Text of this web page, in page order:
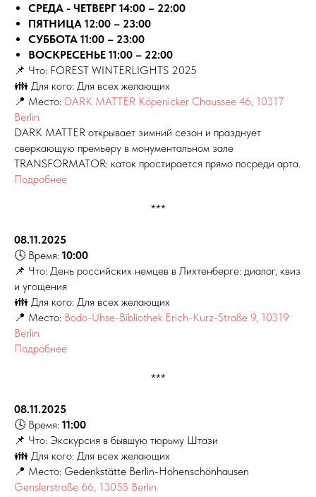
СРЕДА - ЧЕТВЕРГ 14:00 – 22:00
ПЯТНИЦА 12:00 – 23:00
СУББОТА 11:00 – 23:00
ВОСКРЕСЕНЬЕ 11:00 – 22:00
📌 Что: FOREST WINTERLIGHTS 2025
👪 Для кого: Для всех желающих
📍 Место: DARK MATTER Köpenicker Chaussee 46, 10317
Berlin
DARK MATTER открывает зимний сезон и празднует
сверкающую премьеру в монументальном зале
TRANSFORMATOR: каток простирается прямо посреди арта.
Подробнее
***
08.11.2025
🕓 Время: 10:00
📌 Что: День российских немцев в Лихтенберге: диалог, квиз
и угощения
👪 Для кого: Для всех желающих
📍 Место: Bodo-Uhse-Bibliothek Erich-Kurz-Straße 9, 10319
Berlin
Подробнее
***
08.11.2025
🕓 Время: 11:00
📌 Что: Экскурсия в бывшую тюрьму Штази
👪 Для кого: Для всех желающих
📍 Место: Gedenkstätte Berlin-Hohenschönhausen
Genslerstraße 66, 13055 Berlin